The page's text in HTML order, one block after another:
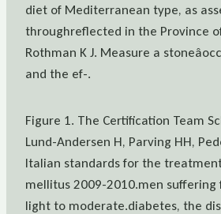
diet of Mediterranean type, as
throughreflected in the Province
Rothman K J. Measure a
and the ef-.
Figure 1. The Certification Team
Lund-Andersen H, Parving HH,
Italian standards for the
mellitus 2009-2010.men suffering
light to moderate.diabetes, the